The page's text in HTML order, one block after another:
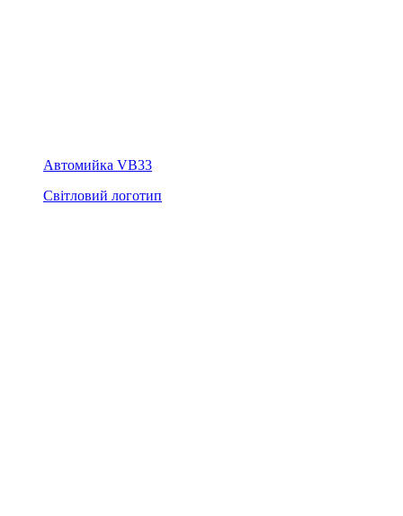
Автомийка VB33
Світловий логотип